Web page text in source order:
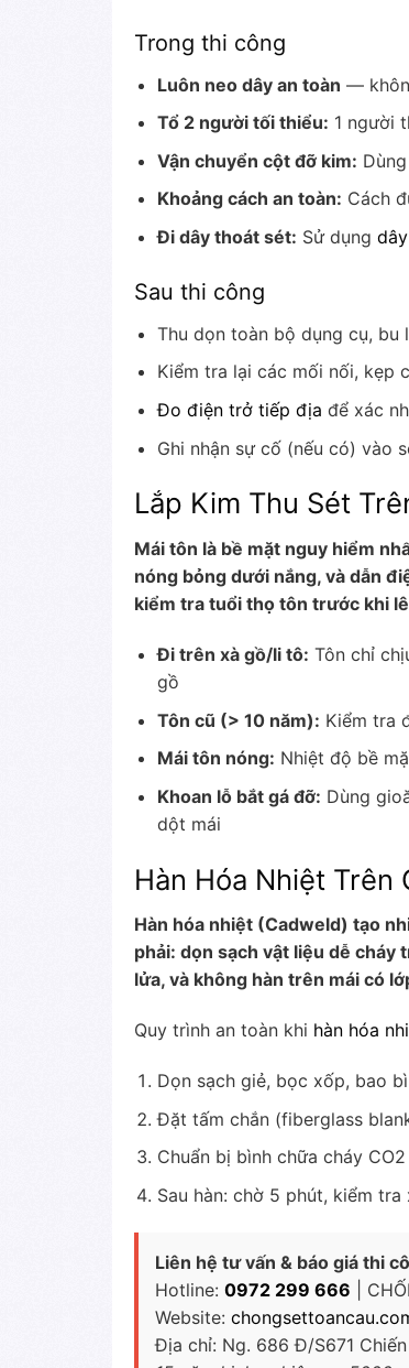
Trong thi công
Luôn neo dây an toàn —
Tổ 2 người tối thiểu: 1 người
Vận chuyển cột đỡ kim:
Khoảng cách an toàn: Cách
Đi dây thoát sét: Sử dụng
Sau thi công
Thu dọn toàn bộ dụng cụ,
Kiểm tra lại các mối nối, kẹp
Đo điện trở tiếp địa để xác
Ghi nhận sự cố (nếu có) vào
Lắp Kim Thu Sét
Mái tôn là bề mặt nguy hiểm
nóng bỏng dưới nắng, và dẫn
kiểm tra tuổi thọ tôn trước khi
Đi trên xà gồ/li tô: Tôn chỉ
gồ
Tôn cũ (> 10 năm): Kiểm tra
Mái tôn nóng: Nhiệt độ bề
Khoan lỗ bắt gá đỡ: Dùng
dột mái
Hàn Hóa Nhiệt Trên
Hàn hóa nhiệt (Cadweld) tạo
phải: dọn sạch vật liệu dễ cháy
lửa, và không hàn trên mái có
Quy trình an toàn khi hàn hóa
Dọn sạch giẻ, bọc xốp, bao
Đặt tấm chắn (fiberglass
Chuẩn bị bình chữa cháy
Sau hàn: chờ 5 phút, kiểm
Liên hệ tư vấn & báo giá thi
Hotline: 0972 299 666 |
Website:
Địa chỉ: Ng. 686 Đ/S671